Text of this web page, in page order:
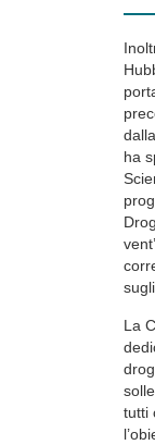
ha
La
tutti